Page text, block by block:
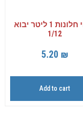
ניקוי חלונות 1 ליטר יבוא
1/12
5.20 ₪
Add to cart